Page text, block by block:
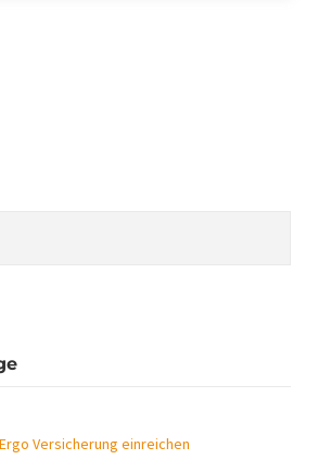
Versicherung einreichen